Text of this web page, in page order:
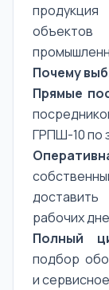
Почему
Прямые
ГРПШ-10 по
рабочих
Полный
подбор
и